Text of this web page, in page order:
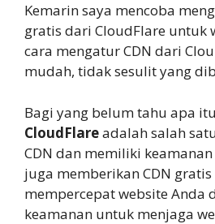
Kemarin saya mencoba
gratis dari CloudFlare untuk
cara mengatur CDN dari
mudah, tidak sesulit yang
Bagi yang belum tahu apa
CloudFlareadalah salah
CDN dan memiliki
juga memberikan CDN
mempercepat website Anda
keamanan untuk menjaga